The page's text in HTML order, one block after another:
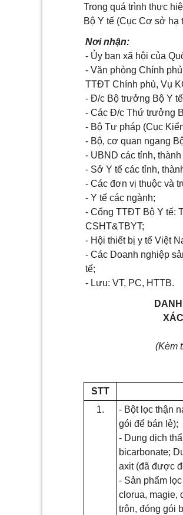
Trong quá trình thực
Bộ Y tế (Cục Cơ sở hạ
Nơi nhận:
- Ủy ban xã hội của
- Văn phòng Chính
TTĐT Chính phủ, Vụ
- Đ/c Bộ trưởng Bộ Y
- Các Đ/c Thứ trưởng
- Bộ Tư pháp (Cục Kiể
- Bộ, cơ quan ngang
- UBND các tỉnh,
- Sở Y tế các tỉnh,
- Các đơn vị thuộc và
- Y tế các ngành;
- Cổng TTĐT Bộ Y tế:
CSHT&TBYT;
- Hội thiết bị y tế Việt
- Các Doanh nghiệp sả
tế;
- Lưu: VT, PC, HTTB.
(Kèm
STT
1.
- Bột lọc thận
gói để bán lẻ);
- Dung dịch
bicarbonate;
axit (đã được
- Sản phẩm
clorua, magie,
trộn, đóng gói